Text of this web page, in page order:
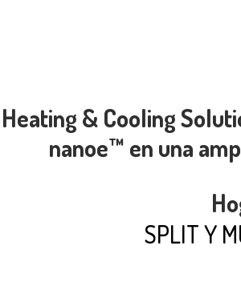
& Cooling
nanoe™ en una
SPLIT Y